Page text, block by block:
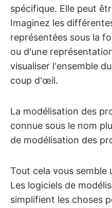
spécifique. Elle peut
Imaginez les
représentées sous la
ou d'une
visualiser l'ensemble
coup d'œil.
La modélisation des
connue sous le nom
de modélisation des
Tout cela vous semble
Les logiciels de
simplifient les choses